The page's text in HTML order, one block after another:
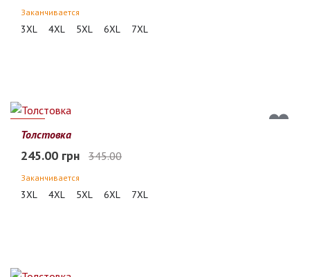
Заканчивается
3XL 4XL 5XL 6XL 7XL
29%
Толстовка
245.00 грн 345.00
Заканчивается
3XL 4XL 5XL 6XL 7XL